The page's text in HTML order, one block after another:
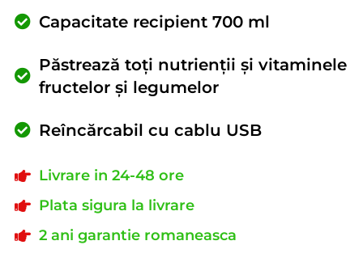
Capacitate recipient 700 ml
Păstrează toți nutrienții și vitaminele
fructelor și legumelor
Reîncărcabil cu cablu USB
Livrare in 24-48 ore
Plata sigura la livrare
2 ani garantie romaneasca